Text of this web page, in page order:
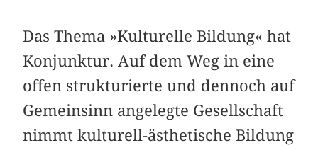
Das Thema »Kulturelle Bildung« hat
Konjunktur. Auf dem Weg in eine
offen strukturierte und dennoch auf
Gemeinsinn angelegte Gesellschaft
nimmt kulturell-ästhetische Bildung